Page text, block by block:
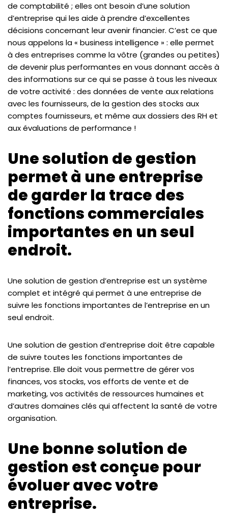
de comptabilité ; elles ont besoin d’une solution
d’entreprise qui les aide à prendre d’excellentes
décisions concernant leur avenir financier. C’est ce que
nous appelons la « business intelligence » : elle permet
à des entreprises comme la vôtre (grandes ou petites)
de devenir plus performantes en vous donnant accès à
des informations sur ce qui se passe à tous les niveaux
de votre activité : des données de vente aux relations
avec les fournisseurs, de la gestion des stocks aux
comptes fournisseurs, et même aux dossiers des RH et
aux évaluations de performance !
Une solution de gestion
permet à une entreprise
de garder la trace des
fonctions commerciales
importantes en un seul
endroit.
Une solution de gestion d’entreprise est un système
complet et intégré qui permet à une entreprise de
suivre les fonctions importantes de l’entreprise en un
seul endroit.
Une solution de gestion d’entreprise doit être capable
de suivre toutes les fonctions importantes de
l’entreprise. Elle doit vous permettre de gérer vos
finances, vos stocks, vos efforts de vente et de
marketing, vos activités de ressources humaines et
d’autres domaines clés qui affectent la santé de votre
organisation.
Une bonne solution de
gestion est conçue pour
évoluer avec votre
entreprise.